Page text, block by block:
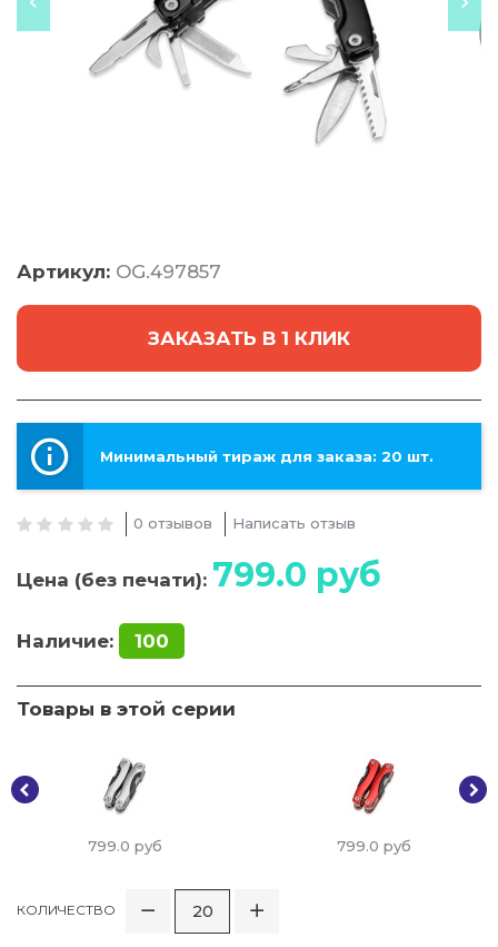
Артикул: OG.497857
ЗАКАЗАТЬ В 1 КЛИК
Минимальный тираж для заказа: 20 шт.
0 отзывов Написать отзыв
Цена (без печати): 799.0 руб
Наличие: 100
Товары в этой серии
799.0 руб 799.0 руб
КОЛИЧЕСТВО